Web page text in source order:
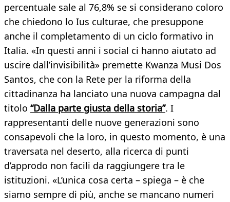
percentuale sale al 76,8% se si considerano coloro
che chiedono lo Ius culturae, che presuppone
anche il completamento di un ciclo formativo in
Italia. «In questi anni i social ci hanno aiutato ad
uscire dall’invisibilità» premette Kwanza Musi Dos
Santos, che con la Rete per la riforma della
cittadinanza ha lanciato una nuova campagna dal
titolo “Dalla parte giusta della storia”. I
rappresentanti delle nuove generazioni sono
consapevoli che la loro, in questo momento, è una
traversata nel deserto, alla ricerca di punti
d’approdo non facili da raggiungere tra le
istituzioni. «L’unica cosa certa – spiega – è che
siamo sempre di più, anche se mancano numeri